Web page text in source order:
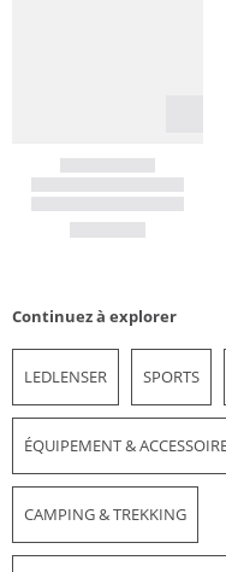
Continuez à explorer
LEDLENSER SPORTS
ÉQUIPEMENT &
CAMPING & TREKKING